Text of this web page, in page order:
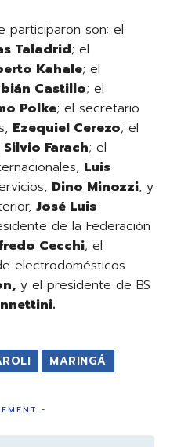
participaron son: el
Taladrid; el
Kahale; el
Castillo; el
Polke; el secretario
Ezequiel Cerezo; el
Silvio Farach; el
Luis
Dino Minozzi, y
José Luis
de la Federación
Cecchi; el
electrodomésticos
y el presidente de BS
MARINGÁ
-